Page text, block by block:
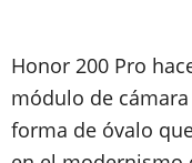
Honor 200 Pro
módulo de
forma de óvalo